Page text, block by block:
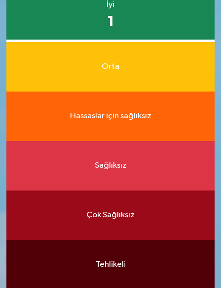
İyi
1
Orta
Hassaslar için sağlıksız
Sağlıksız
Çok Sağlıksız
Tehlikeli